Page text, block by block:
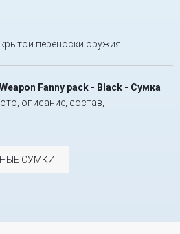
переноски оружия.
Fanny pack - Black - Сумка
описание, состав,
СУМКИ